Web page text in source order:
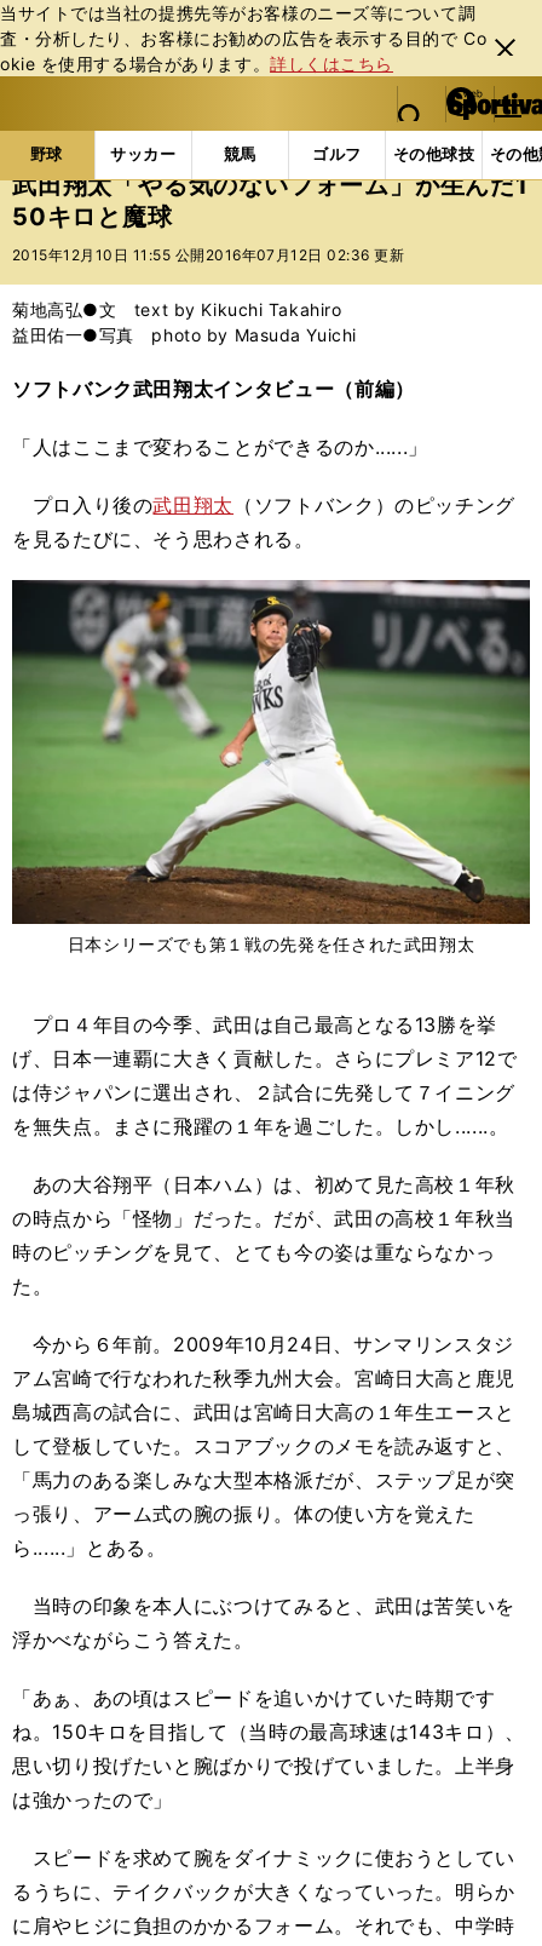
当サイトでは当社の提携先等がお客様のニーズ等について調
査・分析したり、お客様にお勧めの広告を表⽰する⽬的で Co
okie を使⽤する場合があります。詳しくはこちら
閉じ
る
web Sportiva (webスポルティーバ)
検索
マイペ
ー
ジ
メニュ
野球 サッカー 競馬 ゴルフ その他球技 その
b
ス
ポ
ル
バ
野球の記事一覧 プロ野球 武田翔太「やる気のない
武田翔太「やる気のないフォーム」が生んだ1
50キロと魔球
2015年12月10日 11:55 公開 2016年07月12日 02:36 更新
菊地高弘●文 text by Kikuchi Takahiro
益田佑一●写真 photo by Masuda Yuichi
ソフトバンク武田翔太インタビュー（前編）
「人はここまで変わることができるのか......」
プロ入り後の武田翔太 （ソフトバンク）のピッチング
を見るたびに、そう思わされる。
日本シリーズでも第１戦の先発を任された武田翔太
プロ４年目の今季、武田は自己最高となる13勝を挙
げ、日本一連覇に大きく貢献した。さらにプレミア12で
は侍ジャパンに選出され、２試合に先発して７イニング
を無失点。まさに飛躍の１年を過ごした。しかし......。
あの大谷翔平（日本ハム）は、初めて見た高校１年秋
の時点から「怪物」だった。だが、武田の高校１年秋当
時のピッチングを見て、とても今の姿は重ならなかっ
た。
今から６年前。2009年10月24日、サンマリンスタジ
アム宮崎で行なわれた秋季九州大会。宮崎日大高と鹿児
島城西高の試合に、武田は宮崎日大高の１年生エースと
して登板していた。スコアブックのメモを読み返すと、
「馬力のある楽しみな大型本格派だが、ステップ足が突
っ張り、アーム式の腕の振り。体の使い方を覚えた
ら......」とある。
当時の印象を本人にぶつけてみると、武田は苦笑いを
浮かべながらこう答えた。
「あぁ、あの頃はスピードを追いかけていた時期です
ね。150キロを目指して（当時の最高球速は143キロ）、
思い切り投げたいと腕ばかりで投げていました。上半身
は強かったので」
スピードを求めて腕をダイナミックに使おうとしてい
るうちに、テイクバックが大きくなっていった。明らか
に肩やヒジに負担のかかるフォーム。それでも、中学時